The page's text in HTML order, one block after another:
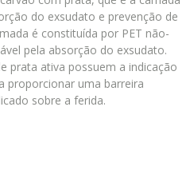
do exsudato e prevenção de
é constituída por PET não-
pela absorção do exsudato.
prata ativa possuem a indicação
proporcionar uma barreira
sobre a ferida.